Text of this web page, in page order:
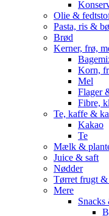
Olie &
Pasta, ris &
Brød
Kerner, frø,
Korn,
Mel
Flager
Fibre,
Te, kaffe &
Kakao
Te
Mælk &
Juice & saft
Nødder
Tørret frugt
Mere